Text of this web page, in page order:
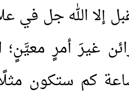
الله جل في
غيرَ أمرٍ
كم ستكون